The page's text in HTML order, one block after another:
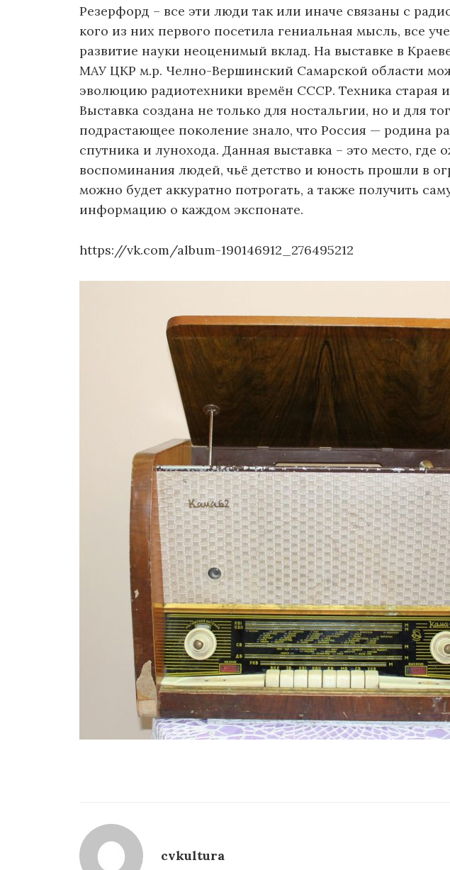
Резерфорд – все эти люди так или иначе связаны с
кого из них первого посетила гениальная мысль, все
развитие науки неоценимый вклад. На выставке в
МАУ ЦКР м.р. Челно-Вершинский Самарской области
эволюцию радиотехники времён СССР. Техника старая
Выставка создана не только для ностальгии, но и для
подрастающее поколение знало, что Россия — родина
спутника и лунохода. Данная выставка – это место, где
воспоминания людей, чьё детство и юность прошли в
можно будет аккуратно потрогать, а также получить
информацию о каждом экспонате.
https://vk.com/album-190146912_276495212
cvkultura